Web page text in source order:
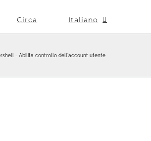
Circa Italiano
- Abilita controllo dell'account utente